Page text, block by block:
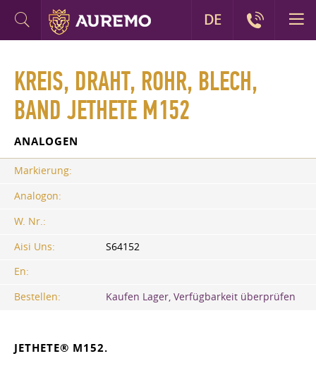
KREIS, DRAHT, ROHR, BLECH,
BAND JETHETE M152
ANALOGEN
Markierung:
Analogon:
W. Nr.:
Aisi Uns:
S64152
En:
Bestellen:
Kaufen Lager, Verfügbarkeit überprüfen
JETHETE® M152.
DE